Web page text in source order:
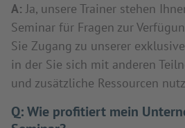
A: Ja, unsere Trainer stehen
Seminar für Fragen zur
Sie Zugang zu unserer
in der Sie sich mit anderen
und zusätzliche Ressourcen
Q:Wie profitiert mein